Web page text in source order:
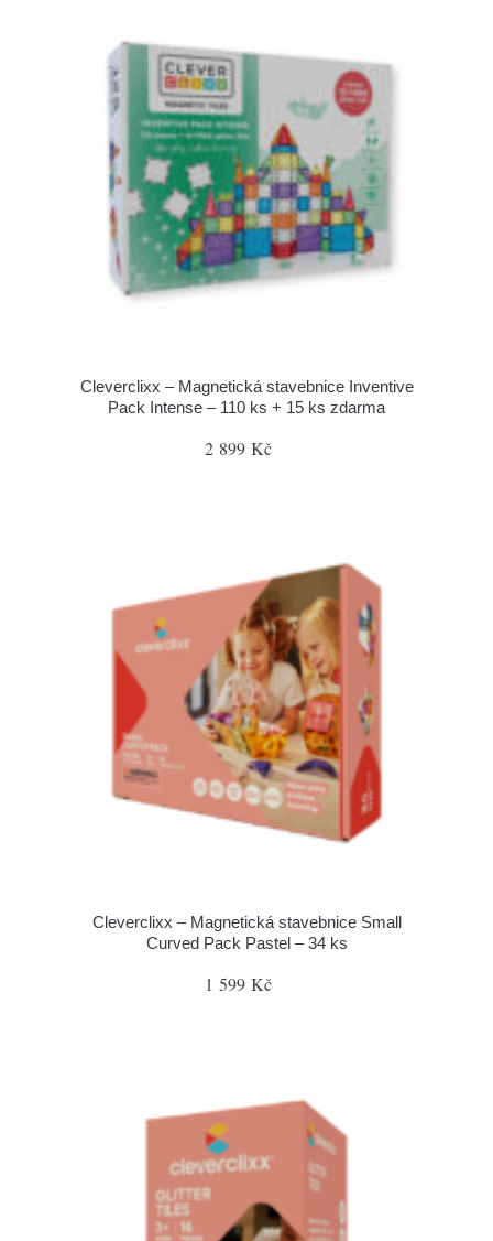
Cleverclixx – Magnetická stavebnice Inventive
Pack Intense – 110 ks + 15 ks zdarma
2 899 Kč
Cleverclixx – Magnetická stavebnice Small
Curved Pack Pastel – 34 ks
1 599 Kč